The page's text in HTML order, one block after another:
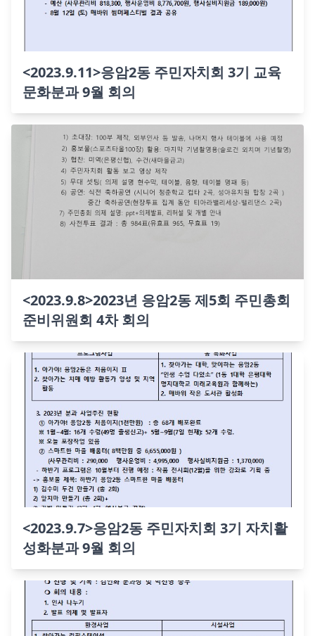
<2023.9.11>응암2동 주민자치회 3기 교육
문화분과 9월 회의
<2023.9.8>2023년 응암2동 제5회 주민총회
준비위원회 4차 회의
<2023.9.7>응암2동 주민자치회 3기 자치활
성화분과 9월 회의